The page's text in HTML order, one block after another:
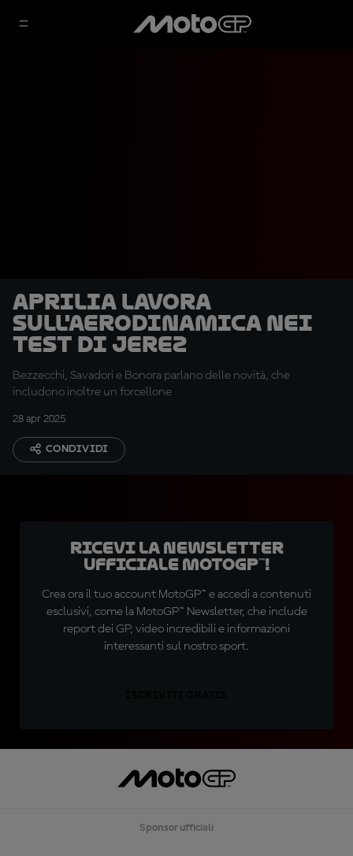
Aprilia lavora
sull'aerodinamica nei
test di Jerez
Bezzecchi, Savadori e Bonora parlano delle novità, che
includono inoltre un forcellone
28 apr 2025
CONDIVIDI
Ricevi la newsletter
ufficiale MotoGP™!
Crea ora il tuo account MotoGP™ e accedi a contenuti
esclusivi, come la MotoGP™ Newsletter, che include
report dei GP, video incredibili e informazioni
interessanti sul nostro sport.
Sponsor ufficiali